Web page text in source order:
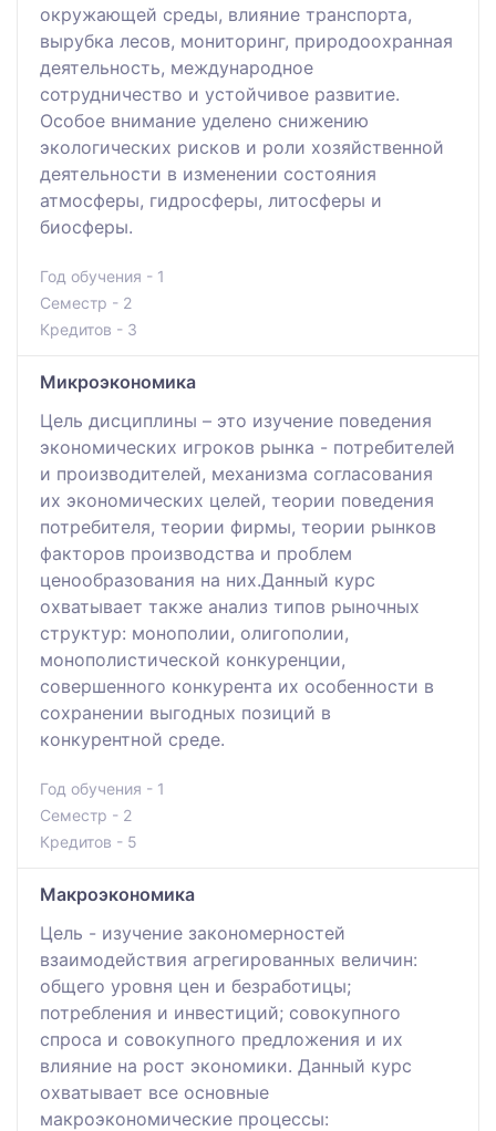
окружающей среды, влияние транспорта,
вырубка лесов, мониторинг, природоохранная
деятельность, международное
сотрудничество и устойчивое развитие.
Особое внимание уделено снижению
экологических рисков и роли хозяйственной
деятельности в изменении состояния
атмосферы, гидросферы, литосферы и
биосферы.
Год обучения - 1
Семестр - 2
Кредитов - 3
Микроэкономика
Цель дисциплины – это изучение поведения
экономических игроков рынка - потребителей
и производителей, механизма согласования
их экономических целей, теории поведения
потребителя, теории фирмы, теории рынков
факторов производства и проблем
ценообразования на них.Данный курс
охватывает также анализ типов рыночных
структур: монополии, олигополии,
монополистической конкуренции,
совершенного конкурента их особенности в
сохранении выгодных позиций в
конкурентной среде.
Год обучения - 1
Семестр - 2
Кредитов - 5
Макроэкономика
Цель - изучение закономерностей
взаимодействия агрегированных величин:
общего уровня цен и безработицы;
потребления и инвестиций; совокупного
спроса и совокупного предложения и их
влияние на рост экономики. Данный курс
охватывает все основные
макроэкономические процессы: